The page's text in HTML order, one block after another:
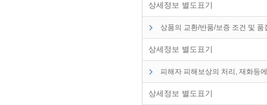
상세정보 별도표기
상품의 교환/반품/보증 조건 및 품
상세정보 별도표기
피해자 피해보상의 처리, 재화등
상세정보 별도표기